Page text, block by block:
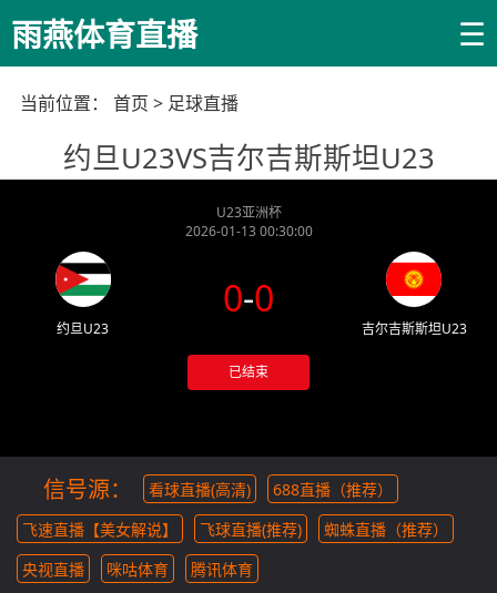
雨燕体育直播 ☰
当前位置： 首页 > 足球直播
约旦U23VS吉尔吉斯斯坦U23
U23亚洲杯
2026-01-13 00:30:00
约旦U23
0-0
已结束
吉尔吉斯斯坦U23
信号源： 看球直播(高清)
688直播（推荐）
飞速直播【美女解说】
飞球直播(推荐)
蜘蛛直播（推荐）
央视直播
咪咕体育 腾讯体育